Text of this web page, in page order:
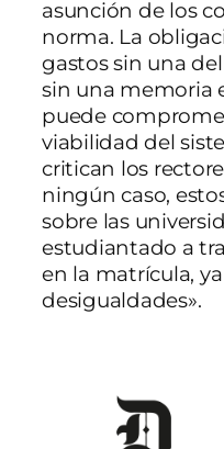
asunción de los
norma. La
gastos sin una
sin una memoria
puede
viabilidad del
critican los
ningún caso,
sobre las
estudiantado a
en la matrícula,
desigualdades».